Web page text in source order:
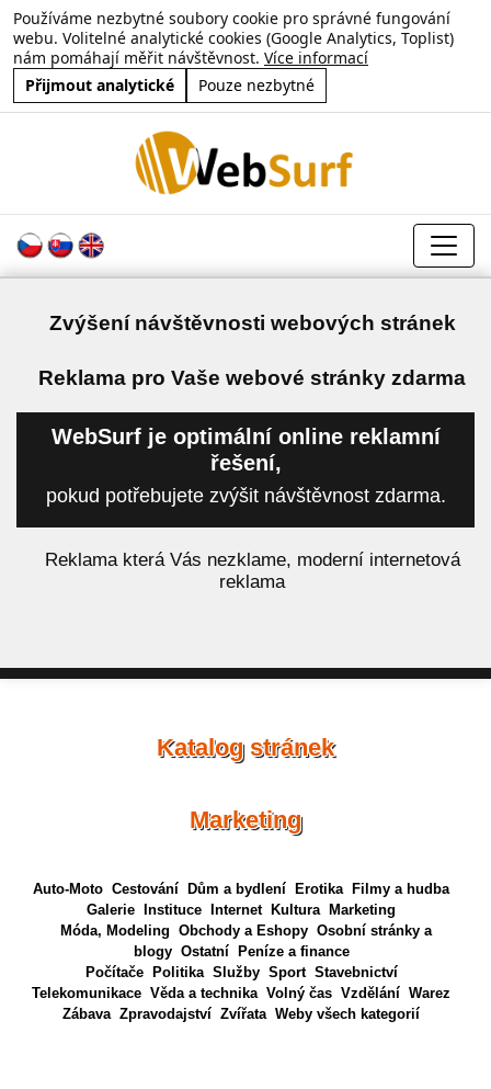
Používáme nezbytné soubory cookie pro správné fungování
webu. Volitelné analytické cookies (Google Analytics, Toplist)
nám pomáhají měřit návštěvnost. Více informací
Přijmout analytické
Pouze nezbytné
Zvýšení návštěvnosti webových stránek
Reklama pro Vaše webové stránky zdarma
WebSurf je optimální online reklamní
řešení,
pokud potřebujete zvýšit návštěvnost zdarma.
Reklama která Vás nezklame, moderní internetová
reklama
Katalog stránek
Marketing
Auto-Moto Cestování Dům a bydlení Erotika
Filmy a hudba
Galerie
Instituce Internet Kultura
Marketing
Móda, Modeling Obchody a Eshopy Osobní stránky a
blogy Ostatní
Peníze a finance
Počítače
Politika Služby Sport Stavebnictví
Telekomunikace Věda a technika Volný čas Vzdělání Warez
Zábava Zpravodajství Zvířata Weby všech kategorií